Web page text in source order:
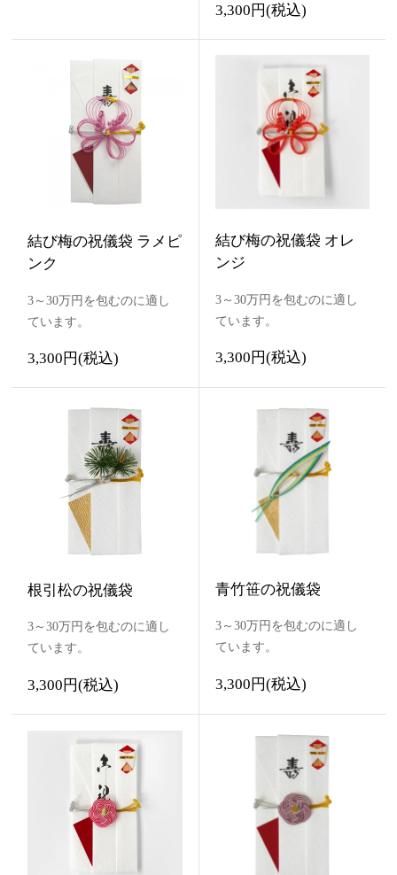
3,300円(税込)
結び梅の祝儀袋 ラメピ
ンク
3～30万円を包むのに適し
ています。
3,300円(税込)
結び梅の祝儀袋 オレ
ンジ
3～30万円を包むのに適し
ています。
3,300円(税込)
根引松の祝儀袋
3～30万円を包むのに適し
ています。
3,300円(税込)
青竹笹の祝儀袋
3～30万円を包むのに適し
ています。
3,300円(税込)